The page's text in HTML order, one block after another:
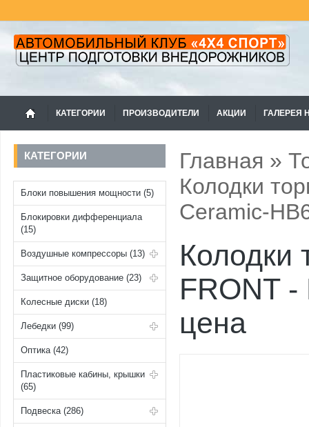
КАТЕГОРИИ ПРОИЗВОДИТЕЛИ АКЦИИ ГАЛЕРЕЯ
КАТЕГОРИИ
Блоки повышения мощности (5)
Блокировки дифференциала
(15)
Воздушные компрессоры (13)
Защитное оборудование (23)
Колесные диски (18)
Лебедки (99)
Оптика (42)
Пластиковые кабины, крышки
(65)
Подвеска (286)
Главная »
Колодки
Ceramic-
Колодки
FRONT -
цена